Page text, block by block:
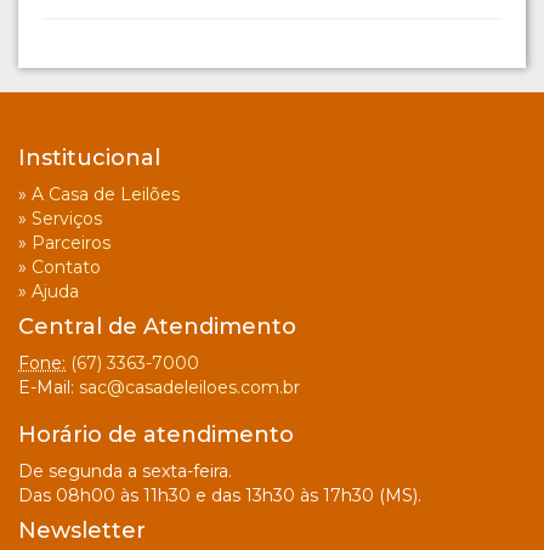
Institucional
» A Casa de Leilões
» Serviços
» Parceiros
» Contato
» Ajuda
Central de Atendimento
Fone: (67) 3363-7000
E-Mail: sac@casadeleiloes.com.br
Horário de atendimento
De segunda a sexta-feira.
Das 08h00 às 11h30 e das 13h30 às 17h30 (MS).
Newsletter